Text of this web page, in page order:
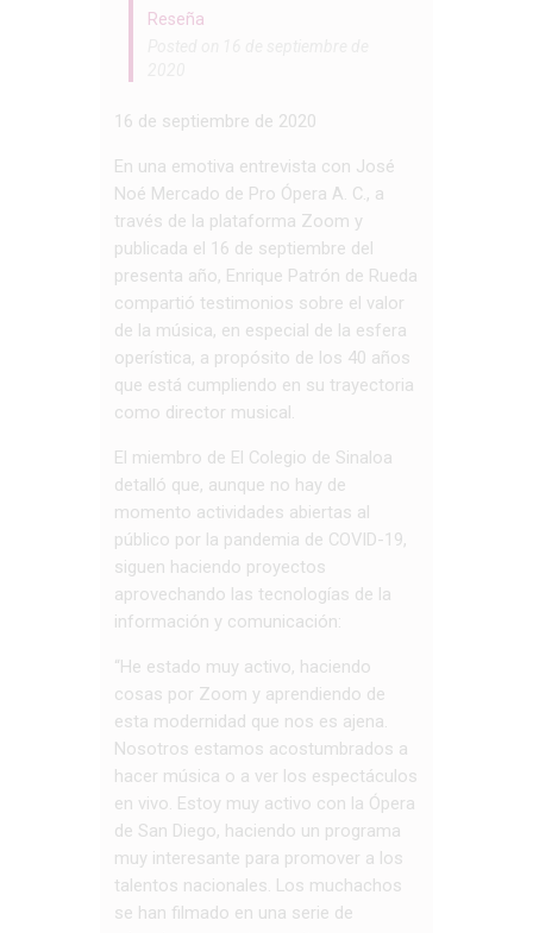
Reseña
16 de septiembre de 2020
En una emotiva entrevista con José
Noé Mercado de Pro Ópera A. C., a
través de la plataforma Zoom y
publicada el 16 de septiembre del
presenta año, Enrique Patrón de Rueda
compartió testimonios sobre el valor
de la música, en especial de la esfera
operística, a propósito de los 40 años
que está cumpliendo en su trayectoria
como director musical.
El miembro de El Colegio de Sinaloa
detalló que, aunque no hay de
momento actividades abiertas al
público por la pandemia de COVID-19,
siguen haciendo proyectos
aprovechando las tecnologías de la
información y comunicación:
“He estado muy activo, haciendo
cosas por Zoom y aprendiendo de
esta modernidad que nos es ajena.
Nosotros estamos acostumbrados a
hacer música o a ver los espectáculos
en vivo. Estoy muy activo con la Ópera
de San Diego, haciendo un programa
muy interesante para promover a los
talentos nacionales. Los muchachos
se han filmado en una serie de